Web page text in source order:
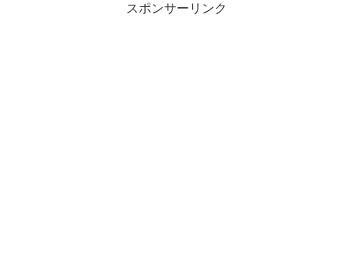
スポンサーリンク